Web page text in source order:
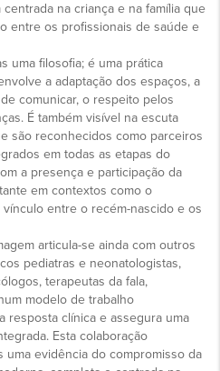
na criança e na família que
entre os profissionais de saúde e
uma filosofia; é uma prática
a adaptação dos espaços, a
comunicar, o respeito pelos
É também visível na escuta
são reconhecidos como parceiros
em todas as etapas do
a presença e participação da
em contextos como o
entre o recém-nascido e os
articula-se ainda com outros
pediatras e neonatologistas,
terapeutas da fala,
modelo de trabalho
resposta clínica e assegura uma
Esta colaboração
uma evidência do compromisso da